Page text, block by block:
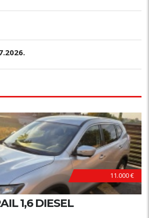
11.000 €
1,6 DIESEL